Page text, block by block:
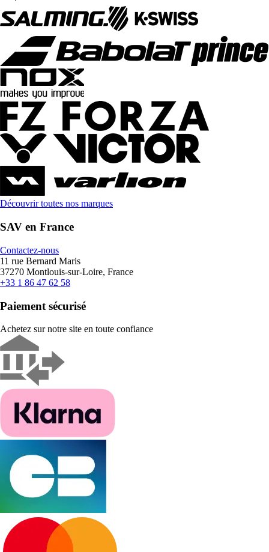
Découvrir toutes nos marques
SAV en France
Contactez-nous
11 rue Bernard Maris
37270 Montlouis-sur-Loire, France
+33 1 86 47 62 58
Paiement sécurisé
Achetez sur notre site en toute confiance